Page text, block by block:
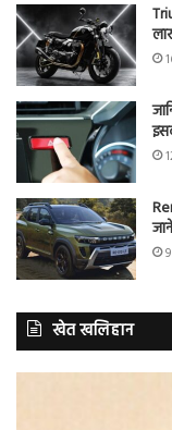
खेत खलिहान